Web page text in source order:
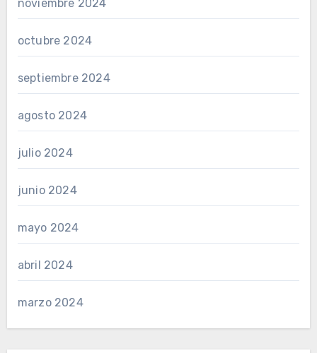
noviembre 2024
octubre 2024
septiembre 2024
agosto 2024
julio 2024
junio 2024
mayo 2024
abril 2024
marzo 2024